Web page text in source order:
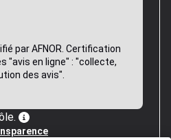
par AFNOR. Certification
"avis en ligne" : "collecte,
des avis".